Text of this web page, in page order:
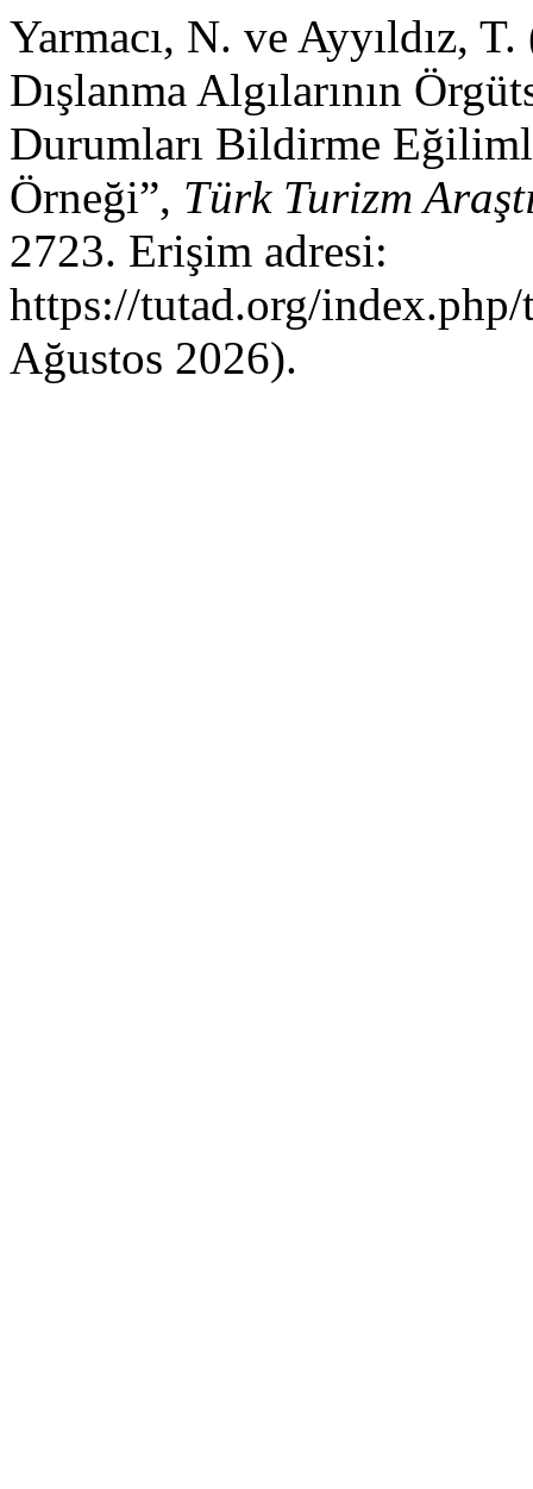
Yarmacı, N. ve Ayyıldız,
Dışlanma Algılarının
Durumları Bildirme
Örneği”, Türk Turizm
2723. Erişim adresi:
https://tutad.org/
Ağustos 2026).